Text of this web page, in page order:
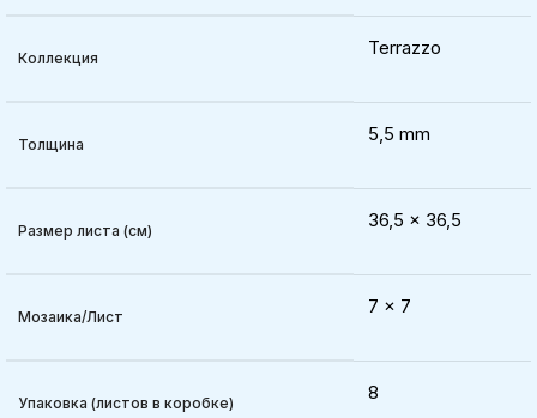
Коллекция Terrazzo
Толщина 5,5 mm
Размер листа (см) 36,5 x 36,5
Мозаика/Лист 7 x 7
Упаковка (листов в коробке) 8